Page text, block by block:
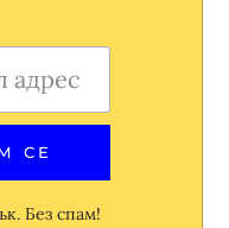
Без спам!